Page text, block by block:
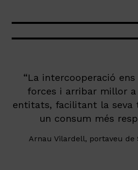
“La intercooperació
forces i arribar millor a
entitats, facilitant la seva
un consum més
Arnau Vilardell, portaveu de